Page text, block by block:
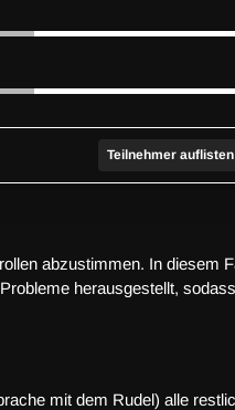
Teilnehmer auflisten
abzustimmen. In diesem
herausgestellt,
mit dem Rudel) alle